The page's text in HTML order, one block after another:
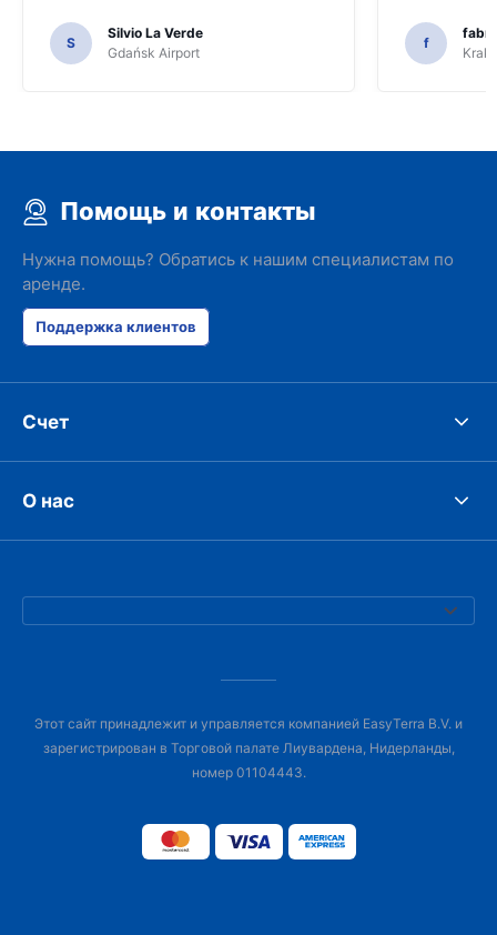
S
Silvio La Verde
Gdańsk Airport
f
Помощь и контакты
Нужна помощь? Обратись к нашим специалистам по
аренде.
Поддержка клиентов
Счет
О нас
Этот сайт принадлежит и управляется компанией EasyTerra B.V. и
зарегистрирован в Торговой палате Лиувардена, Нидерланды,
номер 01104443.